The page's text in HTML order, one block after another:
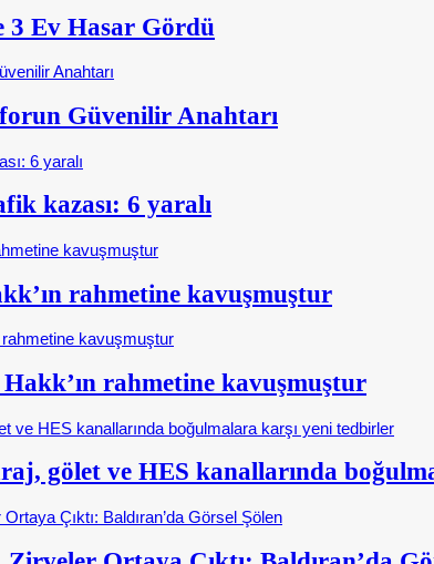
3 Ev Hasar Gördü
Güvenilir Anahtarı
kazası: 6 yaralı
rahmetine kavuşmuştur
rahmetine kavuşmuştur
gölet ve HES kanallarında